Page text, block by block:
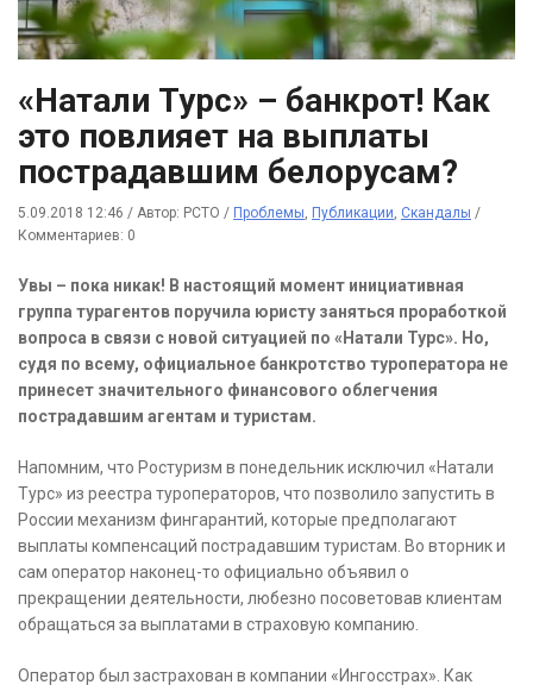
«Натали Турс» – банкрот! Как
это повлияет на выплаты
пострадавшим белорусам?
5.09.2018 12:46 / Автор: РСТО / Проблемы, Публикации, Скандалы /
Комментариев: 0
Увы – пока никак! В настоящий момент инициативная
группа турагентов поручила юристу заняться проработкой
вопроса в связи с новой ситуацией по «Натали Турс». Но,
судя по всему, официальное банкротство туроператора не
принесет значительного финансового облегчения
пострадавшим агентам и туристам.
Напомним, что Ростуризм в понедельник исключил «Натали
Турс» из реестра туроператоров, что позволило запустить в
России механизм фингарантий, которые предполагают
выплаты компенсаций пострадавшим туристам. Во вторник и
сам оператор наконец-то официально объявил о
прекращении деятельности, любезно посоветовав клиентам
обращаться за выплатами в страховую компанию.
Оператор был застрахован в компании «Ингосстрах». Как